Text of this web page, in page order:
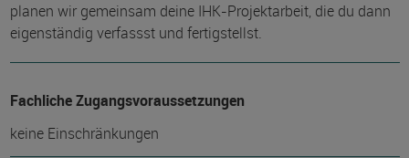
planen wir gemeinsam deine IHK-Projektarbeit, die du dann
eigenständig verfassst und fertigstellst.
Fachliche Zugangsvoraussetzungen
keine Einschränkungen